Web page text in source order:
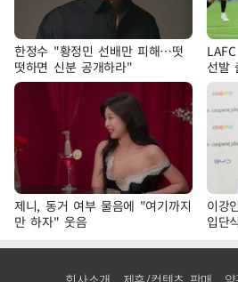
한정수 "황정민 선배만 피해…떳
떳하면 신분 공개하라"
선발
제니, 동거 여부 물음에 "여기까지
만 하자" 웃음
이강
입단